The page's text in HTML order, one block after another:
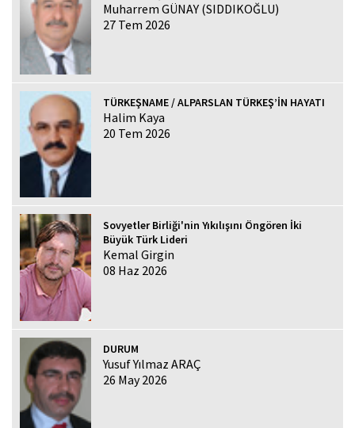
Muharrem GÜNAY (SIDDIKOĞLU)
27 Tem 2026
TÜRKEŞNAME / ALPARSLAN TÜRKEŞ’İN HAYATI
Halim Kaya
20 Tem 2026
Sovyetler Birliği'nin Yıkılışını Öngören İki
Büyük Türk Lideri
Kemal Girgin
08 Haz 2026
DURUM
Yusuf Yılmaz ARAÇ
26 May 2026